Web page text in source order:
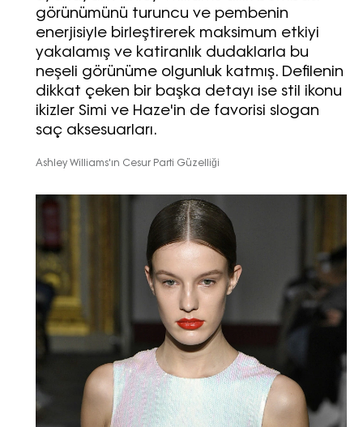
görünümünü turuncu ve pembenin
enerjisiyle birleştirerek maksimum etkiyi
yakalamış ve katiranlık dudaklarla bu
neşeli görünüme olgunluk katmış. Defilenin
dikkat çeken bir başka detayı ise stil ikonu
ikizler Simi ve Haze'in de favorisi slogan
saç aksesuarları.
Ashley Williams'ın Cesur Parti Güzelliği